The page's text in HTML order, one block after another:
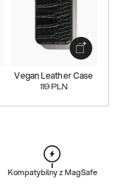
Vegan Leather Case
119 PLN
Kompatybilny z MagSafe